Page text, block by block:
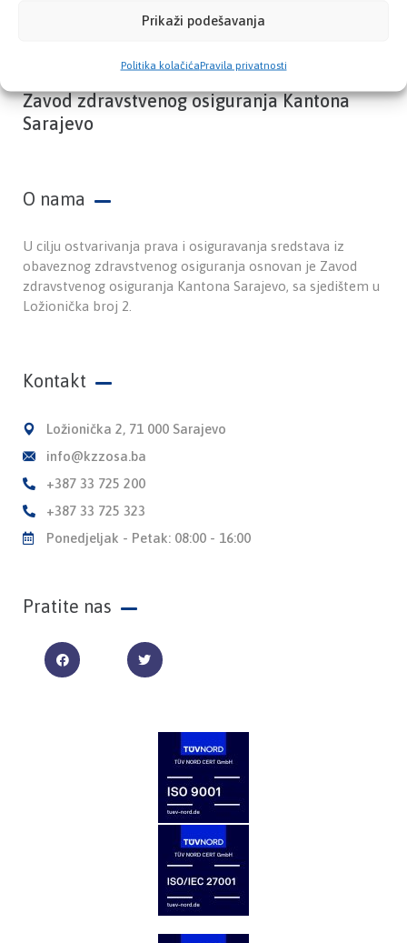
Prikaži podešavanja
Politika kolačićaPravila privatnosti
Zavod zdravstvenog osiguranja Kantona
Sarajevo
O nama
U cilju ostvarivanja prava i osiguravanja sredstava iz
obaveznog zdravstvenog osiguranja osnovan je Zavod
zdravstvenog osiguranja Kantona Sarajevo, sa sjedištem u
Ložionička broj 2.
Kontakt
Ložionička 2, 71 000 Sarajevo
info@kzzosa.ba
+387 33 725 200
+387 33 725 323
Ponedjeljak - Petak: 08:00 - 16:00
Pratite nas